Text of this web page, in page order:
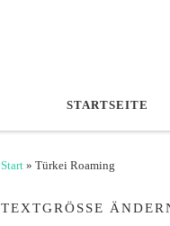
STARTSEITE
Start » Türkei Roaming
TEXTGRÖSSE ÄNDERN